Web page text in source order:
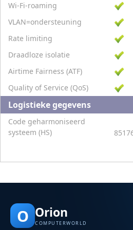
Wi-Fi-roaming
VLAN=ondersteuning
Rate limiting
Draadloze isolatie
Airtime Fairness (ATF)
Quality of Service (QoS)
Logistieke gegevens
Code geharmoniseerd
systeem (HS)
O Orion
COMPUTERWORLD